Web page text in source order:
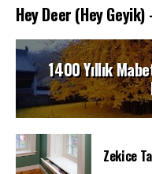
Hey Deer (Hey
1400 Yıllık
Zekice